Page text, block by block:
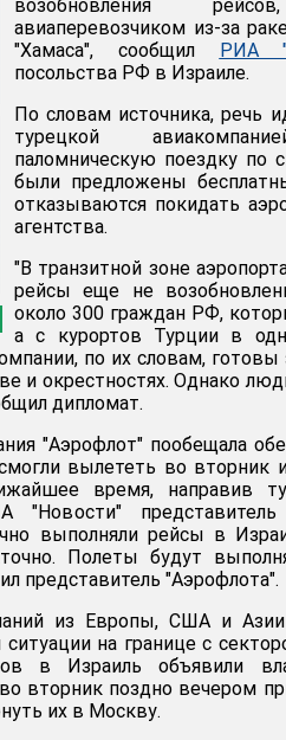
возобновления
авиаперевозчиком из-за
"Хамаса", сообщил РИА
посольства РФ в Израиле.
По словам источника, речь
турецкой
паломническую поездку по
были предложены
отказываются покидать
агентства.
"В транзитной зоне
рейсы еще не
около 300 граждан РФ,
а с курортов Турции в
по их словам,
и окрестностях. Однако
дипломат.
"Аэрофлот" пообещала
вылететь во вторник
время, направив
представитель
выполняли рейсы в
Полеты будут
представитель "Аэрофлота".
из Европы, США и
на границе с
в Израиль объявили
вторник поздно вечером
их в Москву.